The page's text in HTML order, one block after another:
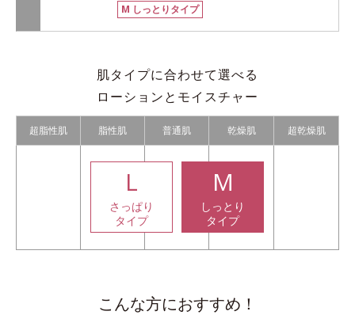
M しっとりタイプ
肌タイプに合わせて選べる
ローションとモイスチャー
超脂性肌 脂性肌 普通肌 乾燥肌 超乾燥肌
L
さっぱり
タイプ
M
しっとり
タイプ
こんな方におすすめ！